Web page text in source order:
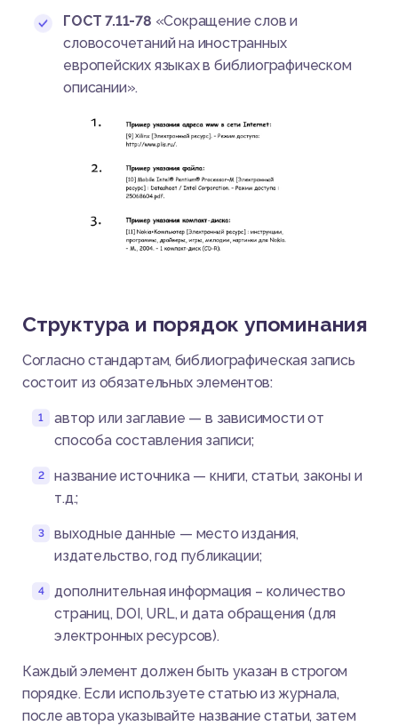
ГОСТ 7.11-78 «Сокращение слов и
словосочетаний на иностранных
европейских языках в библиографическом
описании».
Структура и порядок упоминания
Согласно стандартам, библиографическая запись
состоит из обязательных элементов:
автор или заглавие — в зависимости от
способа составления записи;
название источника — книги, статьи, законы и
т.д.;
выходные данные — место издания,
издательство, год публикации;
дополнительная информация – количество
страниц, DOI, URL, и дата обращения (для
электронных ресурсов).
Каждый элемент должен быть указан в строгом
порядке. Если используете статью из журнала,
после автора указывайте название статьи, затем